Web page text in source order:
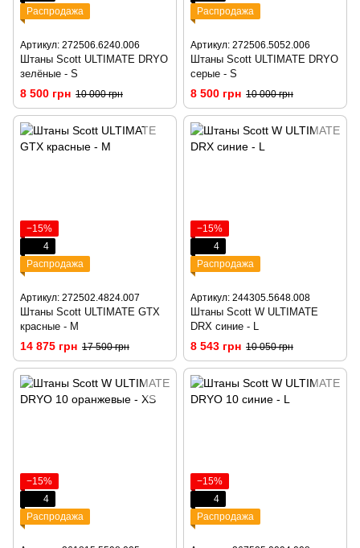
Распродажа
Артикул: 272506.6240.006
Штаны Scott ULTIMATE DRYO
зелёные - S
8 500 грн 10 000 грн
Распродажа
Артикул: 272506.5052.006
Штаны Scott ULTIMATE DRYO
серые - S
8 500 грн 10 000 грн
−15%
4
Распродажа
Артикул: 272502.4824.007
Штаны Scott ULTIMATE GTX
красные - M
14 875 грн 17 500 грн
−15%
4
Распродажа
Артикул: 244305.5648.008
Штаны Scott W ULTIMATE
DRX синие - L
8 543 грн 10 050 грн
−15%
4
Распродажа
−15%
4
Распродажа